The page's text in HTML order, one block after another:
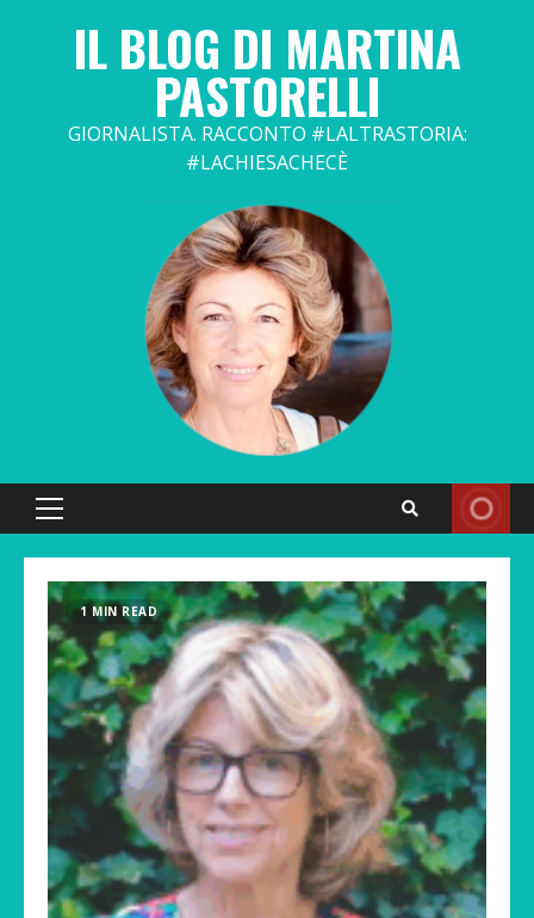
IL BLOG DI MARTINA
PASTORELLI
GIORNALISTA. RACCONTO #LALTRASTORIA:
#LACHIESACHECÈ
Primary
Blog1 MIN READ